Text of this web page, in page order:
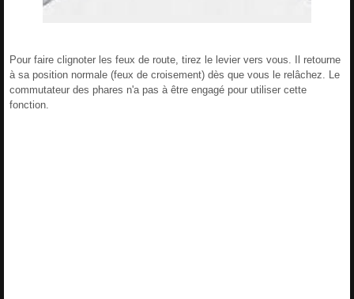
Pour faire clignoter les feux de route, tirez le levier vers vous. Il retourne
à sa position normale (feux de croisement) dès que vous le relâchez. Le
commutateur des phares n'a pas à être engagé pour utiliser cette
fonction.